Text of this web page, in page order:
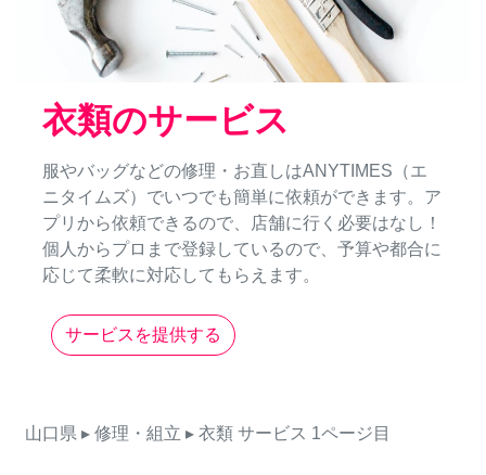
衣類のサービス
服やバッグなどの修理・お直しはANYTIMES（エ
ニタイムズ）でいつでも簡単に依頼ができます。ア
プリから依頼できるので、店舗に行く必要はなし！
個人からプロまで登録しているので、予算や都合に
応じて柔軟に対応してもらえます。
サービスを提供する
山口県 ▸ 修理・組立 ▸ 衣類 サービス 1ページ目